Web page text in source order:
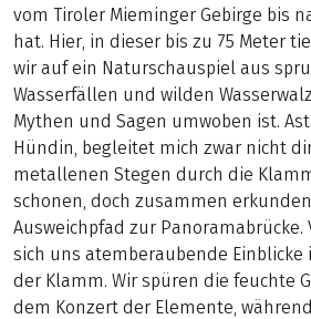
vom Tiroler Mieminger Gebirge bis
hat. Hier, in dieser bis zu 75 Meter
wir auf ein Naturschauspiel aus
Wasserfällen und wilden
Mythen und Sagen umwoben ist.
Hündin, begleitet mich zwar nicht
metallenen Stegen durch die
schonen, doch zusammen
Ausweichpfad zur
sich uns atemberaubende Einblicke
der Klamm. Wir spüren die feuchte
dem Konzert der Elemente,